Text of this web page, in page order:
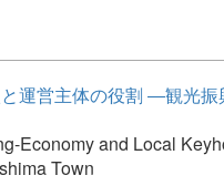
運営主体の役割 ―観光振
Economy and Local
Town